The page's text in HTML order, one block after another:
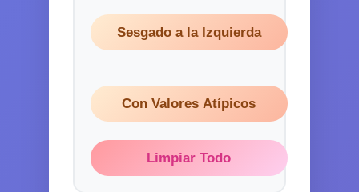
Sesgado a la Izquierda
Con Valores Atípicos
Limpiar Todo